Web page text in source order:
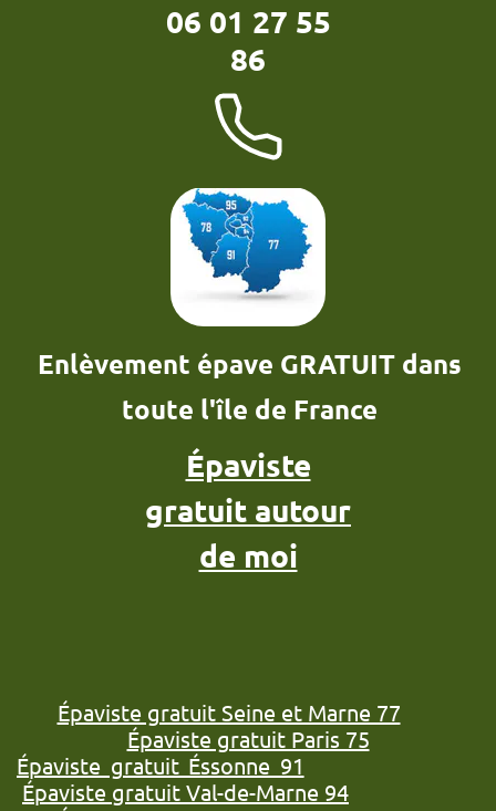
06 01 27 55
86
Enlèvement épave GRATUIT dans
toute l'île de France
Épaviste
gratuit autour
de moi
Épaviste gratuit Seine et Marne 77
Épaviste gratuit Paris 75
Épaviste gratuit Éssonne 91
Épaviste gratuit Val-de-Marne 94